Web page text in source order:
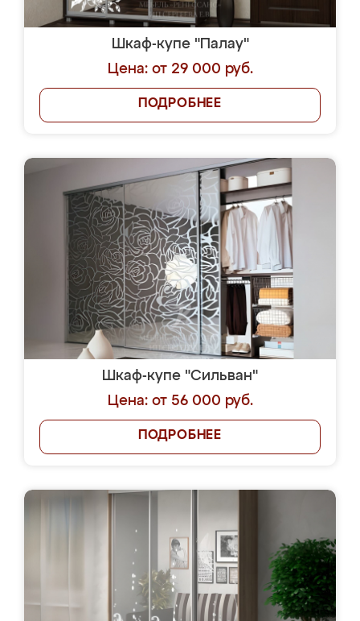
Шкаф-купе "Палау"
Цена: от 29 000 руб.
ПОДРОБНЕЕ
Шкаф-купе "Сильван"
Цена: от 56 000 руб.
ПОДРОБНЕЕ